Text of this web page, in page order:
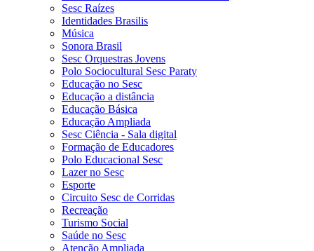
Sesc Raízes
Identidades Brasilis
Música
Sonora Brasil
Sesc Orquestras Jovens
Polo Sociocultural Sesc Paraty
Educação no Sesc
Educação a distância
Educação Básica
Educação Ampliada
Sesc Ciência - Sala digital
Formação de Educadores
Polo Educacional Sesc
Lazer no Sesc
Esporte
Circuito Sesc de Corridas
Recreação
Turismo Social
Saúde no Sesc
Atenção Ampliada